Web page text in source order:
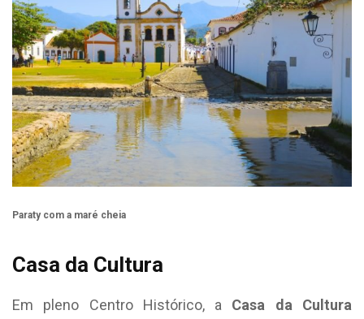
Paraty com a maré cheia
Casa da Cultura
Em pleno Centro Histórico, a Casa da Cultura